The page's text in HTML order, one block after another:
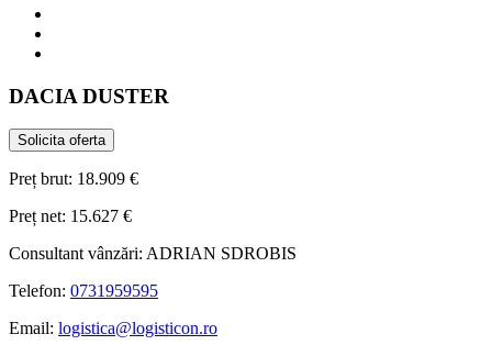
DACIA DUSTER
Solicita oferta
Preț brut: 18.909 €
Preț net: 15.627 €
Consultant vânzări: ADRIAN SDROBIS
Telefon: 0731959595
Email: logistica@logisticon.ro